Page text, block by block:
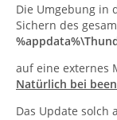
Die Umgebung in
Sichern des
auf eine externes
Natürlich bei
Das Update solch